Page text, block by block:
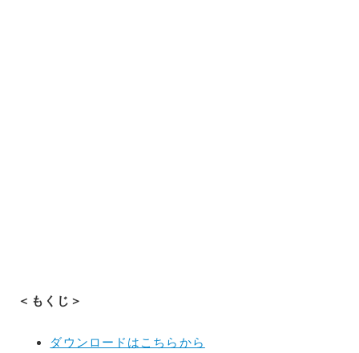
＜もくじ＞
ダウンロードはこちらから